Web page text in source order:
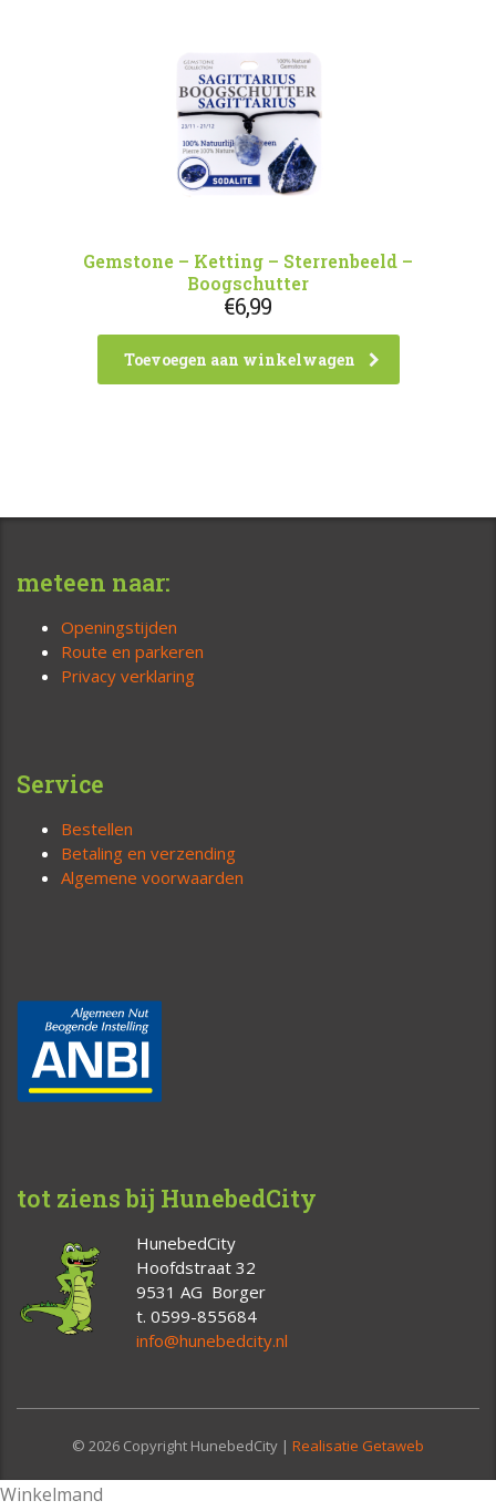
Gemstone – Ketting – Sterrenbeeld –
Boogschutter
€6,99
Toevoegen aan winkelwagen
meteen naar:
Openingstijden
Route en parkeren
Privacy verklaring
Service
Bestellen
Betaling en verzending
Algemene voorwaarden
tot ziens bij HunebedCity
HunebedCity
Hoofdstraat 32
9531 AG Borger
t. 0599-855684
info@hunebedcity.nl
© 2026 Copyright HunebedCity | Realisatie Getaweb
Winkelmand